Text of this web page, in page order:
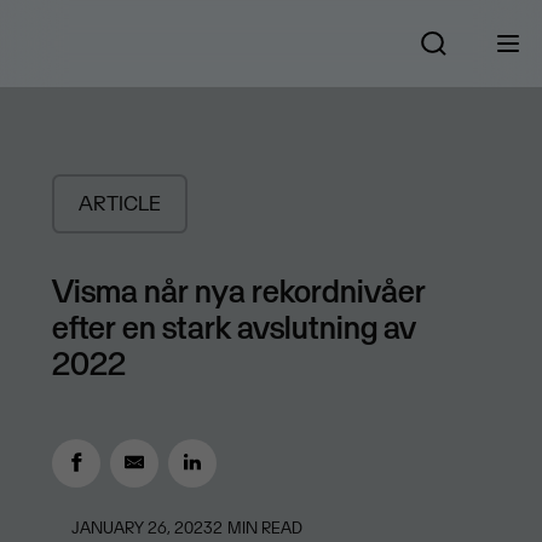
ARTICLE
Visma når nya rekordnivåer
efter en stark avslutning av
2022
JANUARY 26, 20232 MIN READ